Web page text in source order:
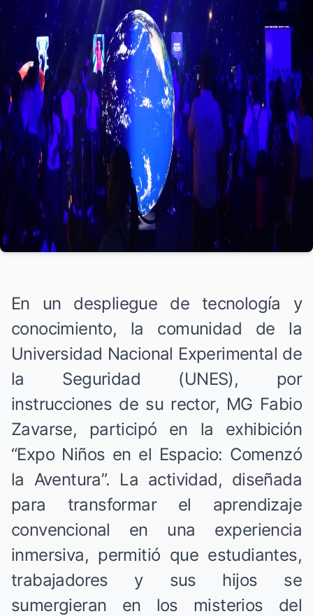
En un despliegue de tecnología y
conocimiento, la comunidad de la
Universidad Nacional Experimental de
la Seguridad (UNES), por
instrucciones de su rector, MG Fabio
Zavarse, participó en la exhibición
“Expo Niños en el Espacio: Comenzó
la Aventura”. La actividad, diseñada
para transformar el aprendizaje
convencional en una experiencia
inmersiva, permitió que estudiantes,
trabajadores y sus hijos se
sumergieran en los misterios del